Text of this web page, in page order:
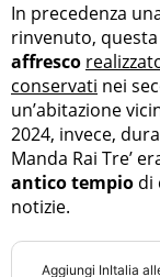
In precedenza
rinvenuto,
affresco
conservati nei
un’abitazione
2024, invece,
Manda Rai Tre’
antico tempio di
notizie.
Aggiungi InItalia